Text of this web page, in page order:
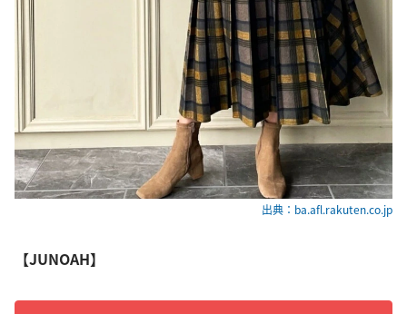
出典：ba.afl.rakuten.co.jp
【JUNOAH】